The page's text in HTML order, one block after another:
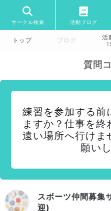
サークル検索 活動ブログ
トップ ブログ 活
質問
練習を参加する前
ますか？仕事を
遠い場所へ行けま
願い
スボーツ仲間募集
迎)